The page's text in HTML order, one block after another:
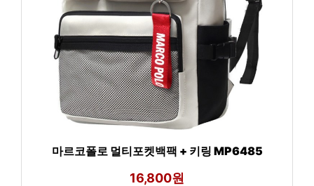
마르코폴로 멀티포켓백팩 + 키링 MP6485
16,800원